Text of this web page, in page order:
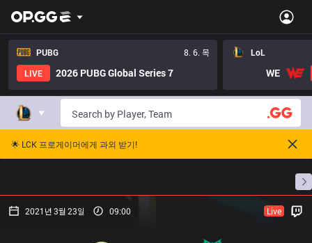
PUBG
8. 6. 목
LIVE
2026 PUBG Global Series 7
LoL
WE
🌟 LCK 프로게이머에게 과외 받기!
프로빌
2021년 3월 23일 09:00 Live